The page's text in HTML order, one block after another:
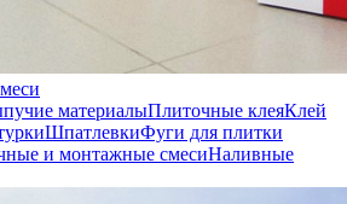
материалыПлиточные клеяКлей
ШпатлевкиФуги для плитки
и монтажные смесиНаливные